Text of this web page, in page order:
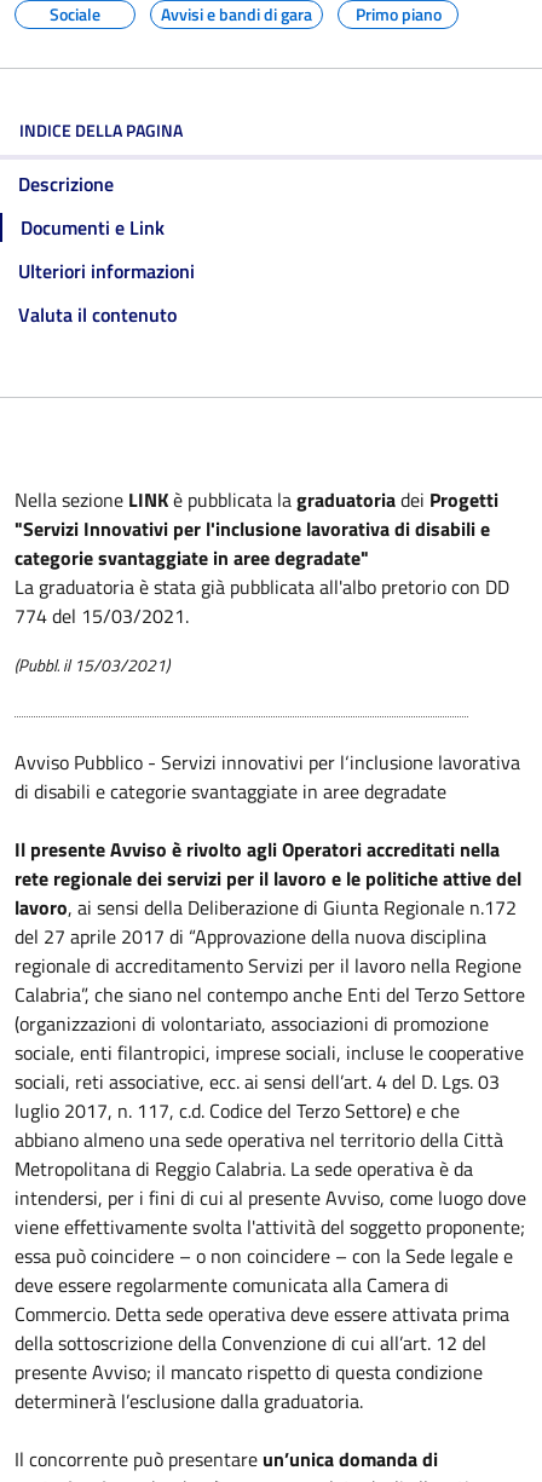
Sociale Avvisi e bandi di gara Primo piano
INDICE DELLA PAGINA
Descrizione
Documenti e Link
Ulteriori informazioni
Valuta il contenuto
Nella sezione LINKè pubblicata lagraduatoriadei Progetti
"Servizi Innovativi per l'inclusione lavorativa di disabili e
categorie svantaggiate in aree degradate"
La graduatoria è stata già pubblicata all'albo pretorio con DD
774 del 15/03/2021.
(Pubbl. il 15/03/2021)
Avviso Pubblico - Servizi innovativi per l‘inclusione lavorativa
di disabili e categorie svantaggiate in aree degradate
Il presente Avviso è rivolto agli Operatori accreditati nella
rete regionale dei servizi per il lavoro e le politiche attive del
lavoro, ai sensi della Deliberazione di Giunta Regionale n.172
del 27 aprile 2017 di “Approvazione della nuova disciplina
regionale di accreditamento Servizi per il lavoro nella Regione
Calabria”, che siano nel contempo anche Enti del Terzo Settore
(organizzazioni di volontariato, associazioni di promozione
sociale, enti filantropici, imprese sociali, incluse le cooperative
sociali, reti associative, ecc. ai sensi dell’art. 4 del D. Lgs. 03
luglio 2017, n. 117, c.d. Codice del Terzo Settore) e che
abbiano almeno una sede operativa nel territorio della Città
Metropolitana di Reggio Calabria. La sede operativa è da
intendersi, per i fini di cui al presente Avviso, come luogo dove
viene effettivamente svolta l'attività del soggetto proponente;
essa può coincidere – o non coincidere – con la Sede legale e
deve essere regolarmente comunicata alla Camera di
Commercio. Detta sede operativa deve essere attivata prima
della sottoscrizione della Convenzione di cui all’art. 12 del
presente Avviso; il mancato rispetto di questa condizione
determinerà l’esclusione dalla graduatoria.
Il concorrente può presentare un’unica domanda di